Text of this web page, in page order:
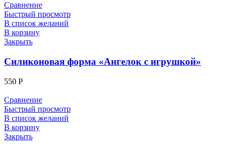
Сравнение
Быстрый просмотр
В список желаний
В корзину
Закрыть
Силиконовая форма «Ангелок с игрушкой»
550 Р
Сравнение
Быстрый просмотр
В список желаний
В корзину
Закрыть